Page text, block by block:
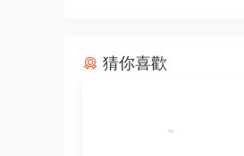
猜你喜歡